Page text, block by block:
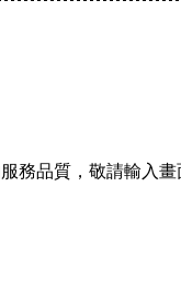
務品質，敬請輸入